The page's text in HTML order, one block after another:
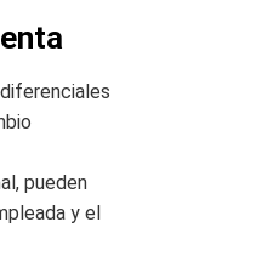
pueden
y el